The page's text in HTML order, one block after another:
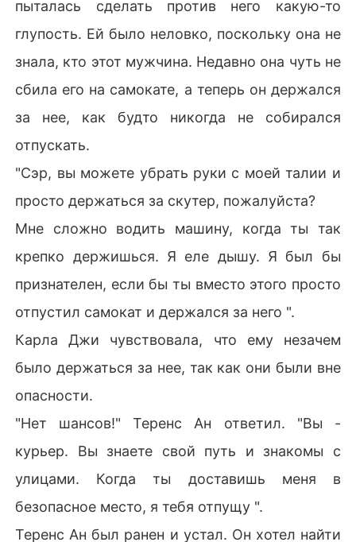
пыталась сделать против него какую-то
глупость. Ей было неловко, поскольку она не
знала, кто этот мужчина. Недавно она чуть не
сбила его на самокате, а теперь он держался
за нее, как будто никогда не собирался
отпускать.
"Сэр, вы можете убрать руки с моей талии и
просто держаться за скутер, пожалуйста?
Мне сложно водить машину, когда ты так
крепко держишься. Я еле дышу. Я был бы
признателен, если бы ты вместо этого просто
отпустил самокат и держался за него ".
Карла Джи чувствовала, что ему незачем
было держаться за нее, так как они были вне
опасности.
"Нет шансов!" Теренс Ан ответил. "Вы -
курьер. Вы знаете свой путь и знакомы с
улицами. Когда ты доставишь меня в
безопасное место, я тебя отпущу ".
Теренс Ан был ранен и устал. Он хотел найти